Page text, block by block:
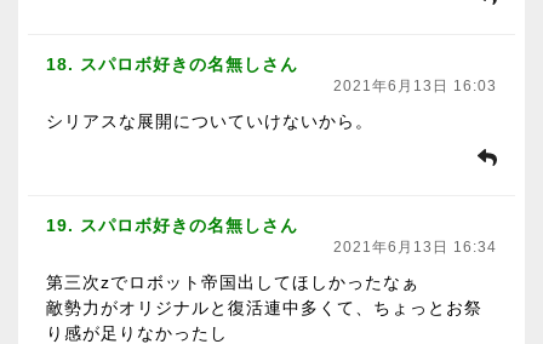
18. スパロボ好きの名無しさん
2021年6月13日 16:03
シリアスな展開についていけないから。
19. スパロボ好きの名無しさん
2021年6月13日 16:34
第三次zでロボット帝国出してほしかったなぁ
敵勢力がオリジナルと復活連中多くて、ちょっとお祭
り感が足りなかったし